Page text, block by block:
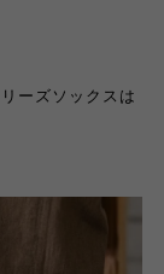
ーズソックスは